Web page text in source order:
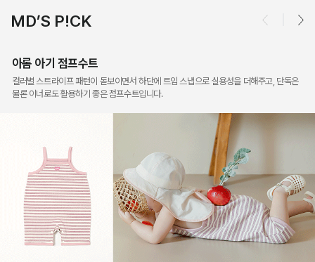
MD’S P!CK
아롬 아기 점프수트
컬러별 스트라이프 패턴이 돋보이면서 하단에 트임 스냅으로 실용성을 더해주고, 단독은
물론 이너로도 활용하기 좋은 점프수트입니다.